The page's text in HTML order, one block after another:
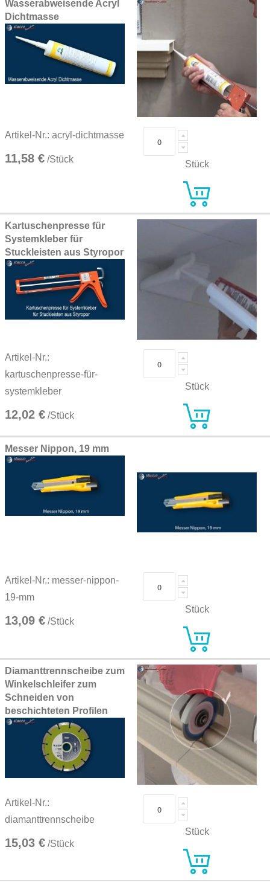
Wasserabweisende Acryl
Dichtmasse
Artikel-Nr.: acryl-dichtmasse
11,58 € /Stück Stück
Kartuschenpresse für
Systemkleber für
Stuckleisten aus Styropor
Artikel-Nr.:
kartuschenpresse-für-
systemkleber
12,02 € /Stück
Stück
Messer Nippon, 19 mm
Artikel-Nr.: messer-nippon-
19-mm
13,09 € /Stück
Stück
Diamanttrennscheibe zum
Winkelschleifer zum
Schneiden von
beschichteten Profilen
Artikel-Nr.:
diamanttrennscheibe
15,03 € /Stück
Stück